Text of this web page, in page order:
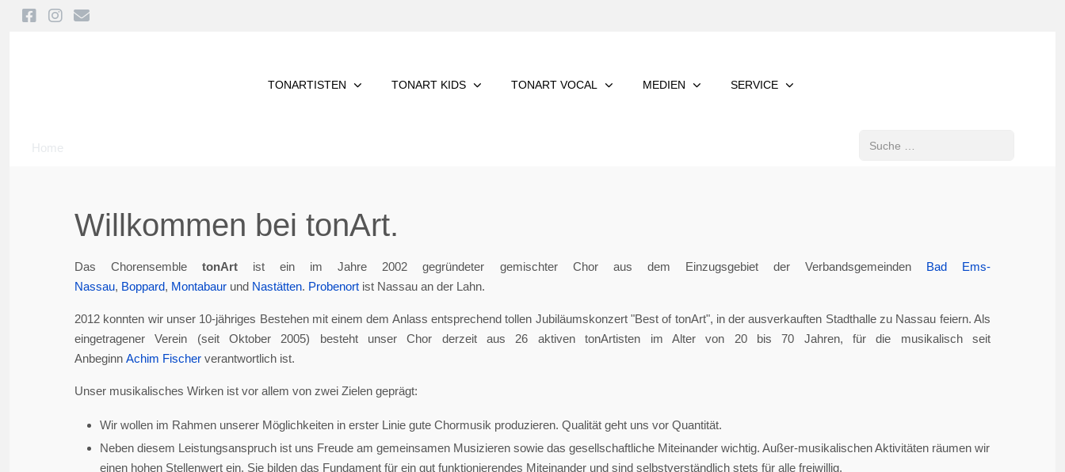
TONARTISTEN TONART KIDS TONART VOCAL MEDIEN SERVICE
Home
Suchen
Willkommen bei tonArt.
Das ChorensembletonArt ist ein im Jahre 2002 gegründeter gemischter Chor aus dem Einzugsgebiet der Verbandsgemeinden Bad Ems-
Nassau, Boppard, Montabaur und Nastätten. Probenort ist Nassau an der Lahn.
2012 konnten wir unser 10-jähriges Bestehen mit einem dem Anlass entsprechend tollen Jubiläumskonzert "Best of tonArt", in der ausverkauften Stadthalle zu Nassau feiern. Als
eingetragener Verein (seit Oktober 2005) besteht unser Chor derzeit aus 26 aktiven tonArtisten im Alter von 20 bis 70 Jahren, für die musikalisch seit
Anbeginn Achim Fischer verantwortlich ist.
Unser musikalisches Wirken ist vor allem von zwei Zielen geprägt:
Wir wollen im Rahmen unserer Möglichkeiten in erster Linie gute Chormusik produzieren. Qualität geht uns vor Quantität.
Neben diesem Leistungsanspruch ist uns Freude am gemeinsamen Musizieren sowie das gesellschaftliche Miteinander wichtig. Außer-musikalischen Aktivitäten räumen wir
einen hohen Stellenwert ein. Sie bilden das Fundament für ein gut funktionierendes Miteinander und sind selbstverständlich stets für alle freiwillig.